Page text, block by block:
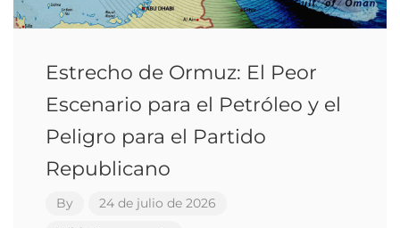
Estrecho de Ormuz: El Peor
Escenario para el Petróleo y el
Peligro para el Partido
Republicano
By
24 de julio de 2026